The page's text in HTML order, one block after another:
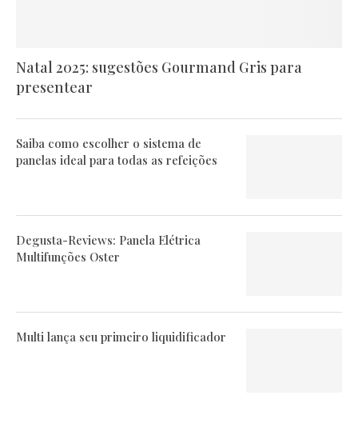
Natal 2025: sugestões Gourmand Gris para
presentear
Saiba como escolher o sistema de
panelas ideal para todas as refeições
Degusta-Reviews: Panela Elétrica
Multifunções Oster
Multi lança seu primeiro liquidificador